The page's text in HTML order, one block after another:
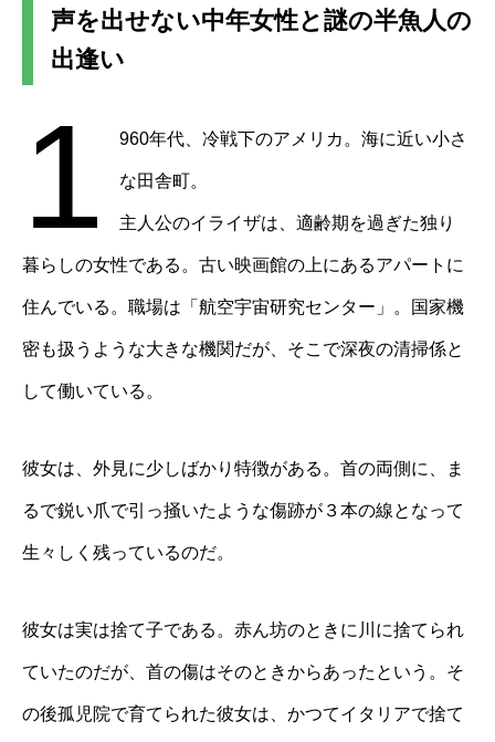
声を出せない中年女性と謎の半魚人の
出逢い
1 960年代、冷戦下のアメリカ。海に近い小さ
な田舎町。
主人公のイライザは、適齢期を過ぎた独り
暮らしの女性である。古い映画館の上にあるアパートに
住んでいる。職場は「航空宇宙研究センター」。国家機
密も扱うような大きな機関だが、そこで深夜の清掃係と
して働いている。
彼女は、外見に少しばかり特徴がある。首の両側に、ま
るで鋭い爪で引っ掻いたような傷跡が３本の線となって
生々しく残っているのだ。
彼女は実は捨て子である。赤ん坊のときに川に捨てられ
ていたのだが、首の傷はそのときからあったという。そ
の後孤児院で育てられた彼女は、かつてイタリアで捨て